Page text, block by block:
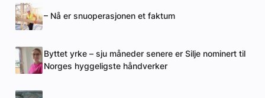
– Nå er snuoperasjonen et faktum
Byttet yrke – sju måneder senere er Silje nominert til
Norges hyggeligste håndverker